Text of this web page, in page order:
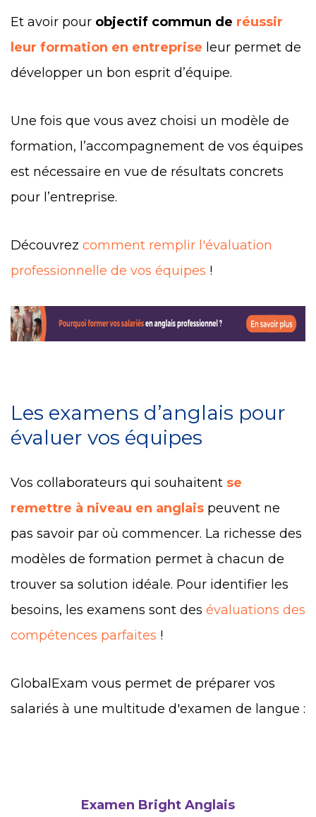
Et avoir pour objectif commun de réussir
leur formation en entreprise leur permet de
développer un bon esprit d’équipe.
Une fois que vous avez choisi un modèle de
formation, l’accompagnement de vos équipes
est nécessaire en vue de résultats concrets
pour l’entreprise.
Découvrez comment remplir l'évaluation
professionnelle de vos équipes !
Les examens d’anglais pour
évaluer vos équipes
Vos collaborateurs qui souhaitent se
remettre à niveau en anglais peuvent ne
pas savoir par où commencer. La richesse des
modèles de formation permet à chacun de
trouver sa solution idéale. Pour identifier les
besoins, les examens sont des évaluations des
compétences parfaites !
GlobalExam vous permet de préparer vos
salariés à une multitude d'examen de langue :
Examen Bright Anglais